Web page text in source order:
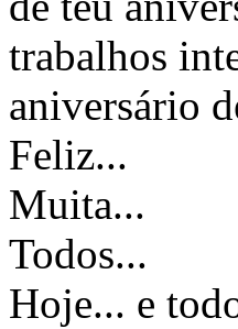
trabalhos
aniversário
Feliz...
Muita...
Todos...
Hoje... e